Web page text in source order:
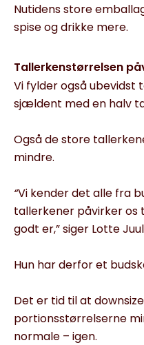
Nutidens store
spise og drikke mere.
Tallerkenstørrelsen
Vi fylder også ubevidst
sjældent med en halv
Også de store
mindre.
“Vi kender det alle fra
tallerkener påvirker os
godt er,” siger Lotte
Hun har derfor et
Det er tid til at
portionsstørrelserne
normale – igen.